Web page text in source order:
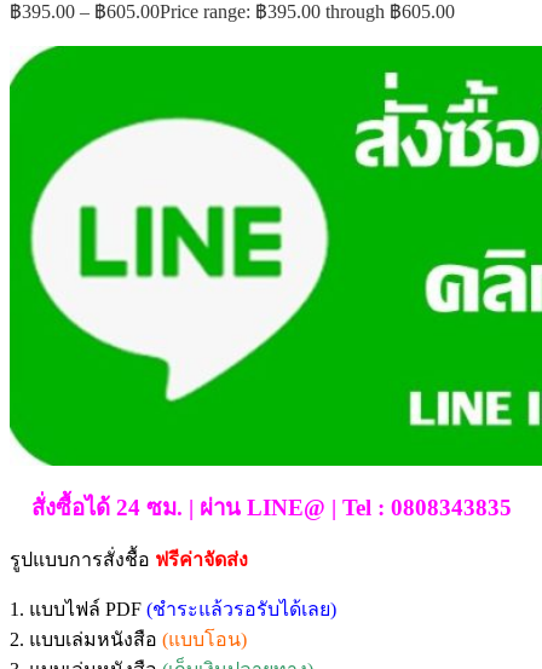
฿395.00 – ฿605.00Price range: ฿395.00 through ฿605.00
สั่งซื้อได้ 24 ซม. | ผ่าน LINE@ | Tel : 0808343835
รูปแบบการสั่งชื้อ ฟรีค่าจัดส่ง
1. แบบไฟล์ PDF (ชำระแล้วรอรับได้เลย)
2. แบบเล่มหนังสือ (แบบโอน)